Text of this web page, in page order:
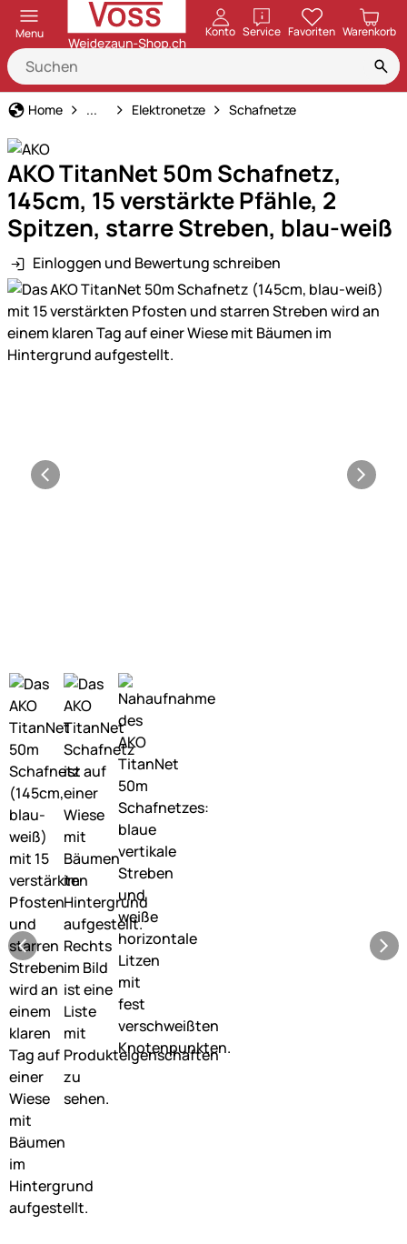
Menu Konto ServiceöffnenFavoriten Warenkorb
Home Weidezaun
... Elektronetze Schafnetze
AKO TitanNet 50m Schafnetz,
145cm, 15 verstärkte Pfähle, 2
Spitzen, starre Streben, blau-weiß
Einloggen und Bewertung schreiben
Produktgalerie